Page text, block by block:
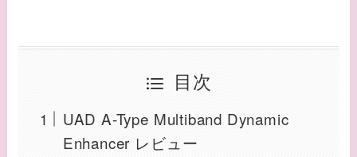
目次
UAD A-Type Multiband Dynamic
Enhancer レビュー